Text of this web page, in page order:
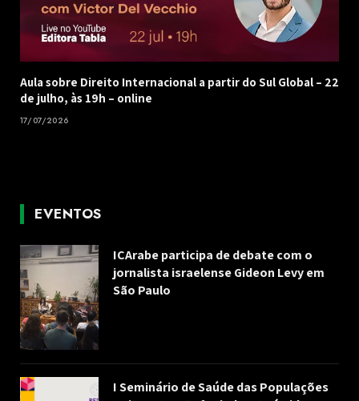
Aula sobre Direito Internacional a partir do Sul Global – 22
de julho, às 19h – online
17/07/2026
EVENTOS
ICArabe participa de debate com o
jornalista israelense Gideon Levy em
São Paulo
I Seminário de Saúde das Populações